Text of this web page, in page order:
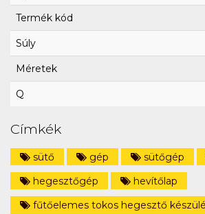
Termék kód
Súly
Méretek
Q
Címkék
sütő gép sütőgép
hegesztőgép
hevítőlap
fűtőelemes tokos hegesztő